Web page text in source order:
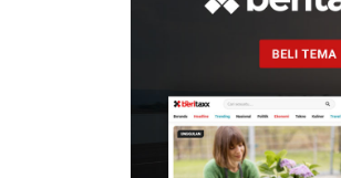
12 jam lalu
SMSI Eks
Karesidenan
Pati